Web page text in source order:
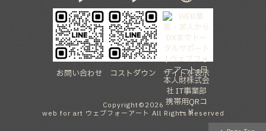
お問い合わせ コストダウン サイトを表示
Copyright©2026
web for art ウェブフォーアート All Rights Reserved